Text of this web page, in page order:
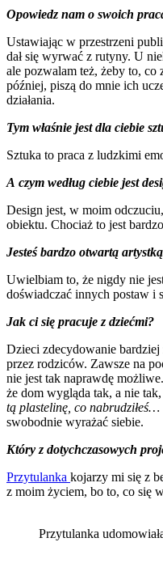
Opowiedz nam o swoich
Ustawiając w przestrzeni
dał się wyrwać z rutyny. U
ale pozwalam też, żeby to,
później, piszą do mnie ich
działania.
Tym właśnie jest dla ciebie
Sztuka to praca z ludzkimi
A czym według ciebie jest
Design jest, w moim
obiektu. Chociaż to jest
Jesteś bardzo otwartą
Uwielbiam to, że nigdy nie
doświadczać innych postaw i
Jak ci się pracuje z dziećmi?
Dzieci zdecydowanie bardziej
przez rodziców. Zawsze na
nie jest tak naprawdę
że dom wygląda tak, a nie
tą plastelinę, co nabrudziłeś…
swobodnie wyrażać siebie.
Który z dotychczasowych
Przytulanka kojarzy mi się z
z moim życiem, bo to, co się
Przytulanka